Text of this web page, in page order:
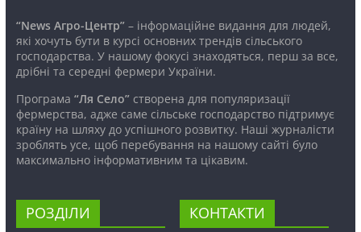
“News Агро-Центр”– інформаційне видання для людей,
які хочуть бути в курсі основних трендів сільського
господарства. У нашому фокусі знаходяться, перш за все,
дрібні та середні фермери України.
Програма “Ля Село”створена для популяризації
фермерства, адже саме сільське господарство підтримує
країну на шляху до успішного розвитку. Наші журналісти
зроблять усе, щоб перебування на нашому сайті було
максимально інформативним та цікавим.
РОЗДІЛИ КОНТАКТИ